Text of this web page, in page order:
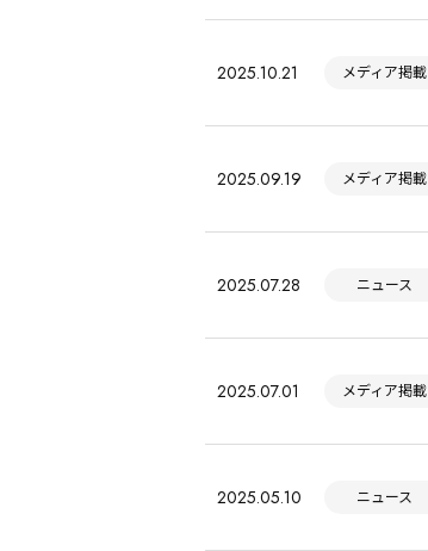
2025.10.21 メディア掲載
2025.09.19 メディア掲載
2025.07.28 ニュース
2025.07.01 メディア掲載
2025.05.10 ニュース